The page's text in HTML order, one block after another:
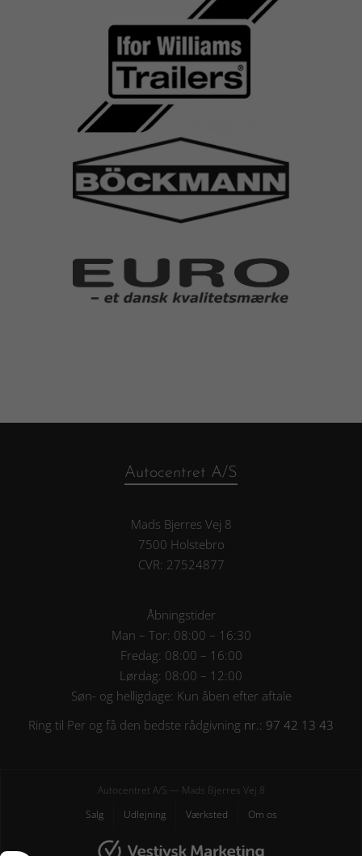
Autocentret A/S
Mads Bjerres Vej 8
7500 Holstebro
CVR: 27524877
Åbningstider
Man – Tor: 08:00 – 16:30
Fredag: 08:00 – 16:00
Lørdag: 08:00 – 12:00
Søn- og helligdage: Kun åben efter aftale
Ring til Per og få den bedste rådgivning nr.: 97 42 13 43
Autocentret A/S — Mads Bjerres Vej 8
Salg
Udlejning Værksted Om os